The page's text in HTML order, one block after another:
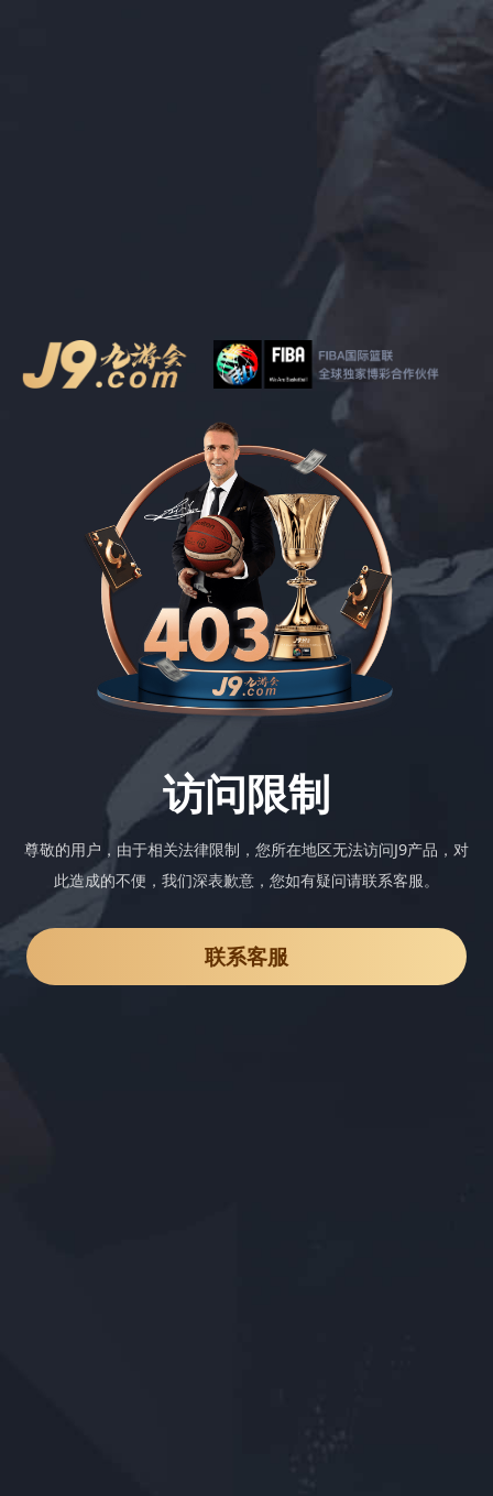
访问限制
尊敬的用户，由于相关法律限制，您所在地区无法访问J9产品，对
此造成的不便，我们深表歉意，您如有疑问请联系客服。
联系客服